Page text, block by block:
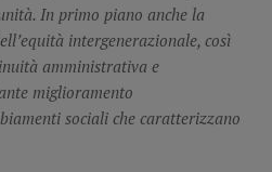
In primo piano anche la
intergenerazionale, così
amministrativa e
miglioramento
sociali che caratterizzano